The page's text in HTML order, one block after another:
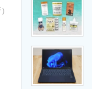
ーダーのコミュニティ
のIT導入・活用を支援